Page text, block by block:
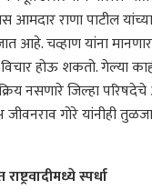
आमदार राणा पाटील
आहे. चव्हाण यांना
विचार होऊ शकतो. गेल्या
नसणारे जिल्हा
गोरे यांनीही
स्पर्धा